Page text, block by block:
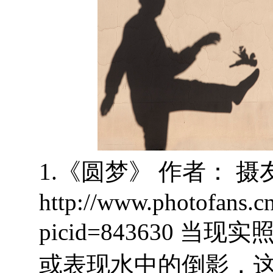
1.《圆梦》 作者： 摄
http://
picid=843630 当现实
或表现水中的倒影，